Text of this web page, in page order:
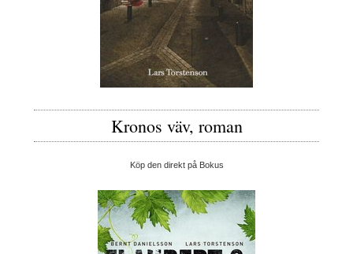
Kronos väv, roman
Köp den direkt på Bokus